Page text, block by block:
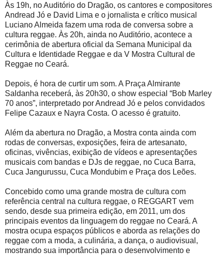
Às 19h, no Auditório do Dragão, os cantores e compositores
Andread Jó e David Lima e o jornalista e crítico musical
Luciano Almeida fazem uma roda de conversa sobre a
cultura reggae. Às 20h, ainda no Auditório, acontece a
cerimônia de abertura oficial da Semana Municipal da
Cultura e Identidade Reggae e da V Mostra Cultural de
Reggae no Ceará.
Depois, é hora de curtir um som. A Praça Almirante
Saldanha receberá, às 20h30, o show especial “Bob Marley
70 anos”, interpretado por Andread Jó e pelos convidados
Felipe Cazaux e Nayra Costa. O acesso é gratuito.
Além da abertura no Dragão, a Mostra conta ainda com
rodas de conversas, exposições, feira de artesanato,
oficinas, vivências, exibição de vídeos e apresentações
musicais com bandas e DJs de reggae, no Cuca Barra,
Cuca Jangurussu, Cuca Mondubim e Praça dos Leões.
Concebido como uma grande mostra de cultura com
referência central na cultura reggae, o REGGART vem
sendo, desde sua primeira edição, em 2011, um dos
principais eventos da linguagem do reggae no Ceará. A
mostra ocupa espaços públicos e aborda as relações do
reggae com a moda, a culinária, a dança, o audiovisual,
mostrando sua importância para o desenvolvimento e